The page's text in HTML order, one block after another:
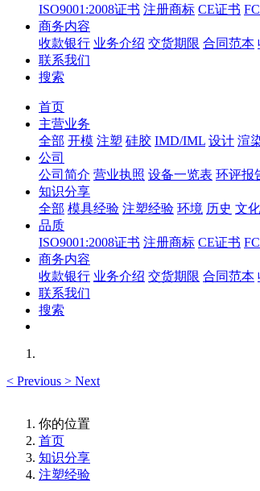
ISO9001:2008证书 注册商标 CE证书
商务内容
收款银行 业务介绍 交货期限 合同范本
联系我们
搜索
首页
主营业务
全部 开模 注塑 硅胶 IMD/IML 设计 渲
公司
公司简介 营业执照 设备一览表 环评报
知识分享
全部 模具经验 注塑经验 环境 历史 文化
品质
ISO9001:2008证书 注册商标 CE证书
商务内容
收款银行 业务介绍 交货期限 合同范本
联系我们
搜索
< Previous > Next
你的位置
首页
知识分享
注塑经验